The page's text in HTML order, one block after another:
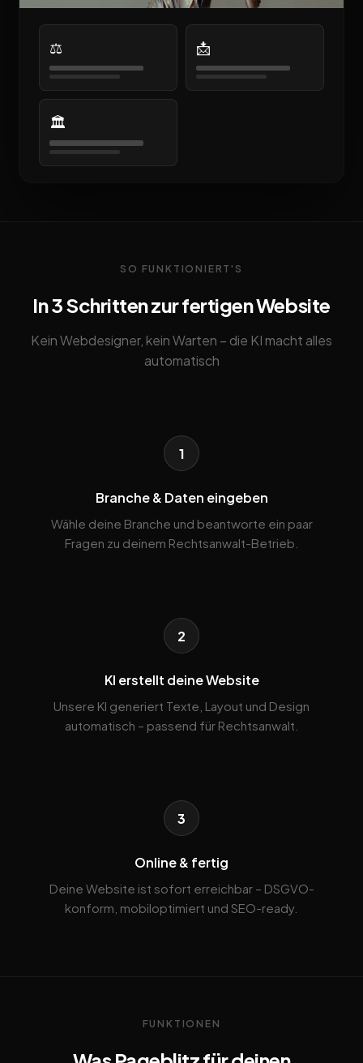
⚖️ 📩
🏛️
SO FUNKTIONIERT'S
In 3 Schritten zur fertigen Website
Kein Webdesigner, kein Warten – die KI macht alles
automatisch
1
Branche & Daten eingeben
Wähle deine Branche und beantworte ein paar
Fragen zu deinem Rechtsanwalt-Betrieb.
2
KI erstellt deine Website
Unsere KI generiert Texte, Layout und Design
automatisch – passend für Rechtsanwalt.
3
Online & fertig
Deine Website ist sofort erreichbar – DSGVO-
konform, mobiloptimiert und SEO-ready.
FUNKTIONEN